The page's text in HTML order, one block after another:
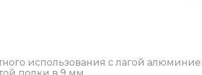
использования с лагой